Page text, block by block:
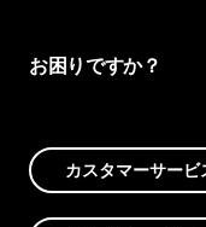
お困りですか？
カスタマーサービ